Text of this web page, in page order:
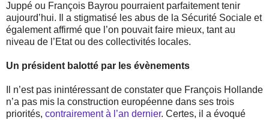
Juppé ou François Bayrou pourraient parfaitement tenir
aujourd’hui. Il a stigmatisé les abus de la Sécurité Sociale et
également affirmé que l’on pouvait faire mieux, tant au
niveau de l’Etat ou des collectivités locales.
Un président balotté par les évènements
Il n’est pas inintéressant de constater que François Hollande
n’a pas mis la construction européenne dans ses trois
priorités, contrairement à l’an dernier. Certes, il a évoqué